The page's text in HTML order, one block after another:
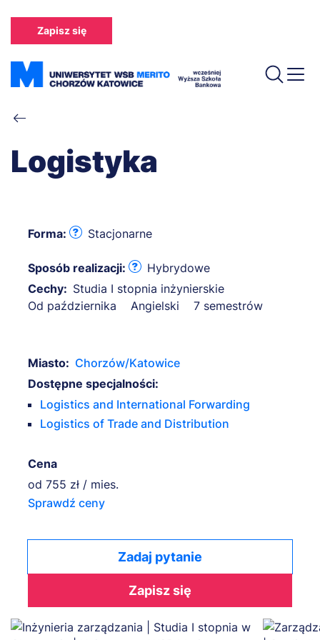
treści
Zapisz się
Ścieżka
nawigacyjna
Logistyka
Forma: Stacjonarne
Sposób realizacji:
Hybrydowe
Cechy: Studia I stopnia inżynierskie
Od października
Angielski 7 semestrów
Miasto: Chorzów/Katowice
Dostępne specjalności:
Logistics and International Forwarding
Logistics of Trade and Distribution
Cena
od 755 zł / mies.
Sprawdź ceny
Zadaj pytanie
Zapisz się